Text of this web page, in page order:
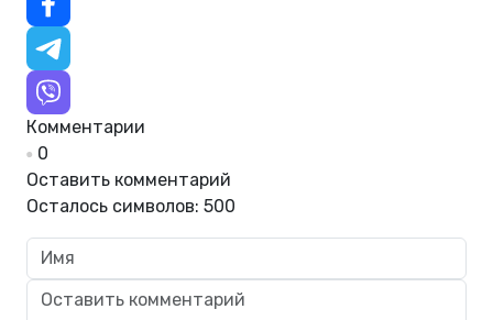
Комментарии
0
Оставить комментарий
Осталось символов: 500